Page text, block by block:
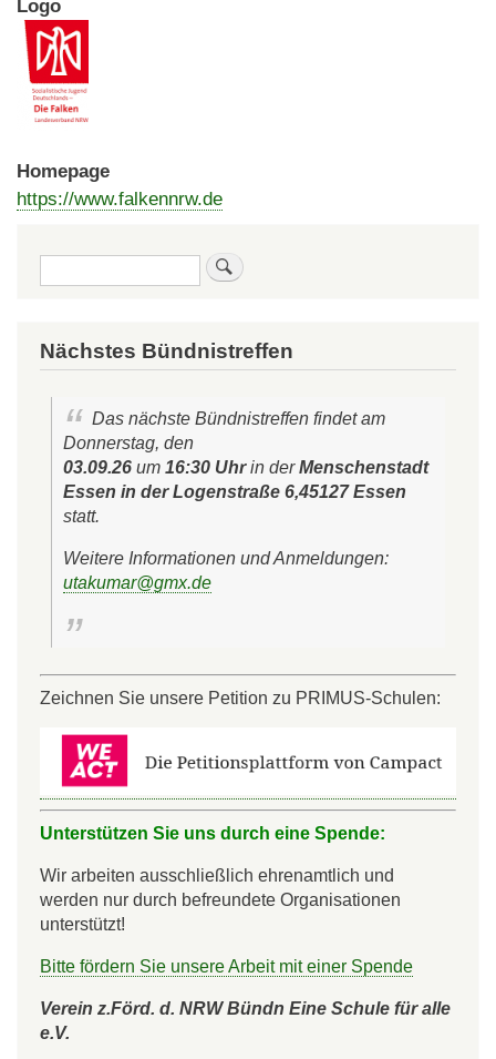
Logo
Homepage
https://www.falkennrw.de
Nächstes Bündnistreffen
Das nächste Bündnistreffen findet am
Donnerstag, den
03.09.26 um 16:30 Uhrin derMenschenstadt
Essen in der Logenstraße 6,45127 Essen
statt.
Weitere Informationen und Anmeldungen:
utakumar@gmx.de
Zeichnen Sie unsere Petition zu PRIMUS-Schulen:
Unterstützen Sie uns durch eine Spende:
Wir arbeiten ausschließlich ehrenamtlich und
werden nur durch befreundete Organisationen
unterstützt!
Bitte fördern Sie unsere Arbeit mit einer Spende
Verein z.Förd. d. NRW Bündn Eine Schule für alle
e.V.